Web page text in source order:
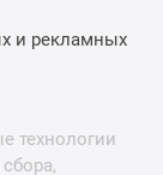
и рекламных
технологии